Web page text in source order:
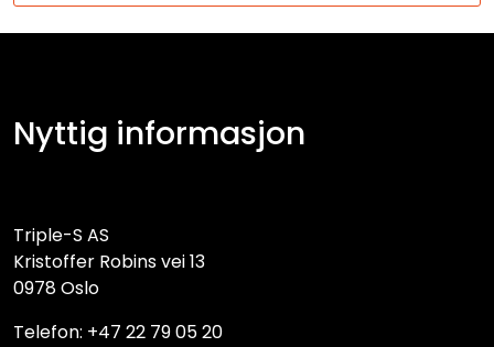
Nyttig informasjon
Triple-S AS
Kristoffer Robins vei 13
0978 Oslo
Telefon: +47 22 79 05 20